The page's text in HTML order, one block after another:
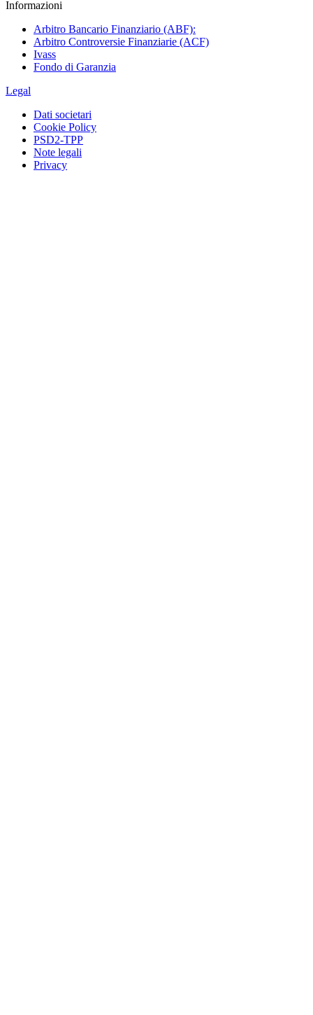
Informazioni
Arbitro Bancario Finanziario (ABF):
Arbitro Controversie Finanziarie (ACF)
Ivass
Fondo di Garanzia
Legal
Dati societari
Cookie Policy
PSD2-TPP
Note legali
Privacy